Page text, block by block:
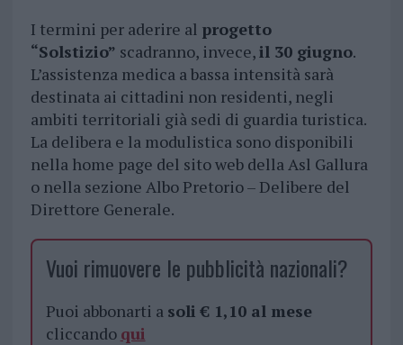
I termini per aderire al progetto
“Solstizio” scadranno, invece,il 30 giugno.
L’assistenza medica a bassa intensità sarà
destinata ai cittadini non residenti, negli
ambiti territoriali già sedi di guardia turistica.
La delibera e la modulistica sono disponibili
nella home page del sito web della Asl Gallura
o nella sezione Albo Pretorio – Delibere del
Direttore Generale.
Vuoi rimuovere le pubblicità nazionali?
Puoi abbonarti a soli € 1,10 al mese
cliccando qui